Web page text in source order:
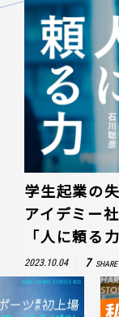
学生起業の
アイデミー
「人に頼る力
2023.10.04 7 SHARE